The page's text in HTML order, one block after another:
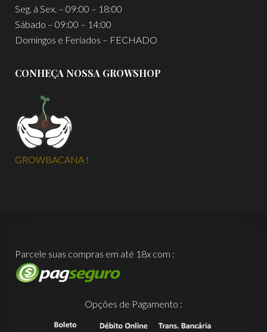
Seg. à Sex. – 09:00 – 18:00
Sábado – 09:00 – 14:00
Domingos e Feriados – FECHADO
CONHEÇA NOSSA GROWSHOP
GROWBACANA !
Parcele suas compras em até 18x com :
Opções de Pagamento :